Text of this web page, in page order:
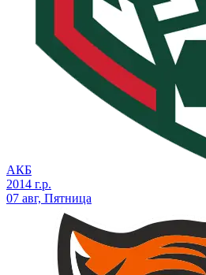
АКБ
2014 г.р.
07 авг, Пятница